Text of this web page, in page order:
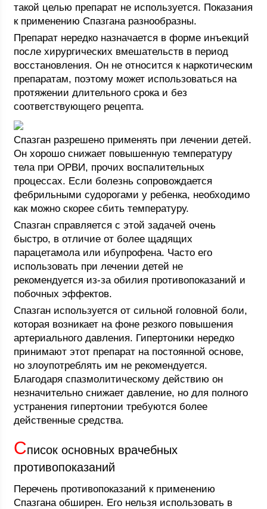
такой целью препарат не используется. Показания
к применению Спазгана разнообразны.
Препарат нередко назначается в форме инъекций
после хирургических вмешательств в период
восстановления. Он не относится к наркотическим
препаратам, поэтому может использоваться на
протяжении длительного срока и без
соответствующего рецепта.
Спазган разрешено применять при лечении детей.
Он хорошо снижает повышенную температуру
тела при ОРВИ, прочих воспалительных
процессах. Если болезнь сопровождается
фебрильными судорогами у ребенка, необходимо
как можно скорее сбить температуру.
Спазган справляется с этой задачей очень
быстро, в отличие от более щадящих
парацетамола или ибупрофена. Часто его
использовать при лечении детей не
рекомендуется из-за обилия противопоказаний и
побочных эффектов.
Спазган используется от сильной головной боли,
которая возникает на фоне резкого повышения
артериального давления. Гипертоники нередко
принимают этот препарат на постоянной основе,
но злоупотреблять им не рекомендуется.
Благодаря спазмолитическому действию он
незначительно снижает давление, но для полного
устранения гипертонии требуются более
действенные средства.
Список основных врачебных
противопоказаний
Перечень противопоказаний к применению
Спазгана обширен. Его нельзя использовать в